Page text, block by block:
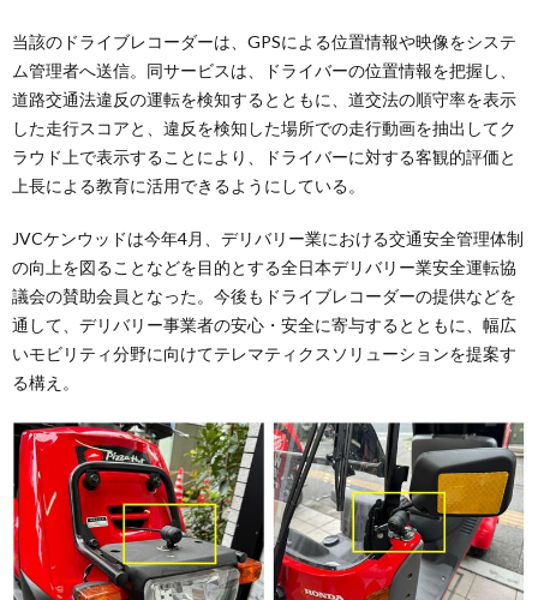
当該のドライブレコーダーは、GPSによる位置情報や映像をシステ
ム管理者へ送信。同サービスは、ドライバーの位置情報を把握し、
道路交通法違反の運転を検知するとともに、道交法の順守率を表示
した走行スコアと、違反を検知した場所での走行動画を抽出してク
ラウド上で表示することにより、ドライバーに対する客観的評価と
上長による教育に活用できるようにしている。
JVCケンウッドは今年4月、デリバリー業における交通安全管理体制
の向上を図ることなどを目的とする全日本デリバリー業安全運転協
議会の賛助会員となった。今後もドライブレコーダーの提供などを
通して、デリバリー事業者の安心・安全に寄与するとともに、幅広
いモビリティ分野に向けてテレマティクスソリューションを提案す
る構え。